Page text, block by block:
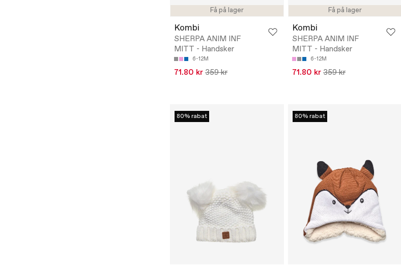
Få på lager
Kombi
SHERPA ANIM INF
MITT - Handsker
6-12M
71.80 kr 359 kr
Få på lager
Kombi
SHERPA ANIM INF
MITT - Handsker
6-12M
71.80 kr 359 kr
80% rabat 80% rabat